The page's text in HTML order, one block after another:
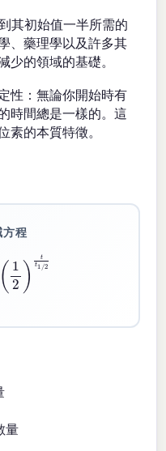
其初始值一半所需的
、藥理學以及許多其
少的領域的基礎。
性：無論你開始時有
時間總是一樣的。這
素的本質特徵。
程
量